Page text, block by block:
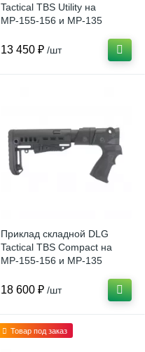
Tactical TBS Utility на
МР-155-156 и МР-135
13 450 ₽ /шт
Приклад складной DLG
Tactical TBS Compact на
МР-155-156 и МР-135
18 600 ₽ /шт
Товар под заказ